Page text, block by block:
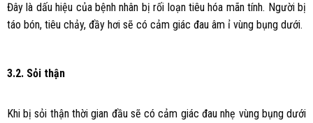
Đây là dấu hiệu của bệnh nhân bị rối loạn tiêu hóa mãn tính. Người bị
táo bón, tiêu chảy, đầy hơi sẽ có cảm giác đau âm ỉ vùng bụng dưới.
3.2. Sỏi thận
Khi bị sỏi thận thời gian đầu sẽ có cảm giác đau nhẹ vùng bụng dưới